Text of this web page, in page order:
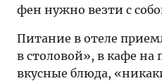
фен нужно везти с
Питание в отеле
в столовой», в кафе
вкусные блюда,